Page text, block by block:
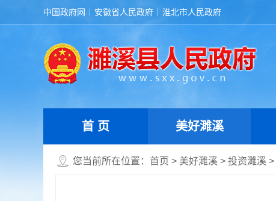
中国政府网 安徽省人民政府 淮北市人民政府
首 页 美好濉溪
您当前所在位置： 首页 > 美好濉溪 > 投资濉溪 >